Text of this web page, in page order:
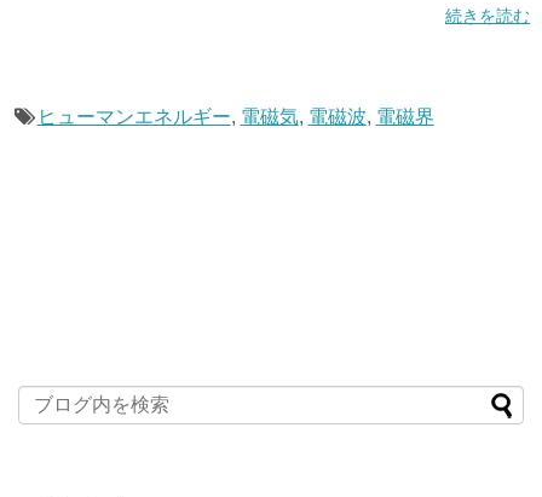
続きを読む
ヒューマンエネルギー, 電磁気, 電磁波, 電磁界